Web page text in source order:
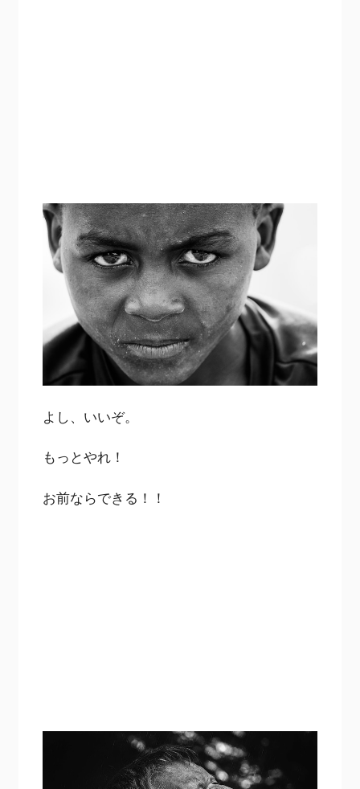
よし、いいぞ。
もっとやれ！
お前ならできる！！